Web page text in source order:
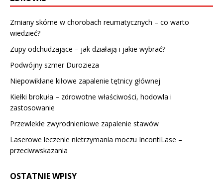
Zmiany skórne w chorobach reumatycznych – co warto
wiedzieć?
Zupy odchudzające – jak działają i jakie wybrać?
Podwójny szmer Durozieza
Niepowikłane kiłowe zapalenie tętnicy głównej
Kiełki brokuła – zdrowotne właściwości, hodowla i
zastosowanie
Przewlekłe zwyrodnieniowe zapalenie stawów
Laserowe leczenie nietrzymania moczu IncontiLase –
przeciwwskazania
OSTATNIE WPISY